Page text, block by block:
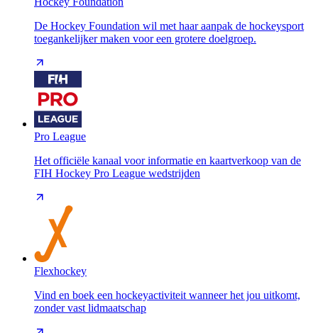
De Hockey Foundation wil met haar aanpak de hockeysport
toegankelijker maken voor een grotere doelgroep.
Pro League
Het officiële kanaal voor informatie en kaartverkoop van de
FIH Hockey Pro League wedstrijden
Flexhockey
Vind en boek een hockeyactiviteit wanneer het jou uitkomt,
zonder vast lidmaatschap